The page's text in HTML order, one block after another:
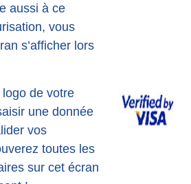
aussi à ce
vous
s’afficher lors
de votre
une donnée
vos
toutes les
sur cet écran